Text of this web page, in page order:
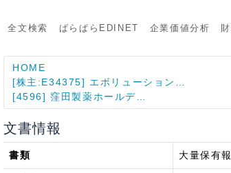
全文検索 ぱらぱらEDINET 企業価値分析
HOME
[株主:E34375] エボリューション…
[4596] 窪田製薬ホールデ…
文書情報
書類 大量保有